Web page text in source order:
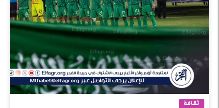
ثقافة